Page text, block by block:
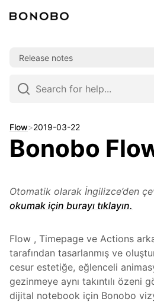
Release notes
Skip
to
Flow>2019-03-22
Bonobo
Otomatik olarak İngilizce’den
okumak için burayı tıklayın.
Flow , Timepage ve Actions
tarafından tasarlanmış ve
cesur estetiğe, eğlenceli
gezinmeye aynı takıntılı özeni
dijital notebook için Bonobo